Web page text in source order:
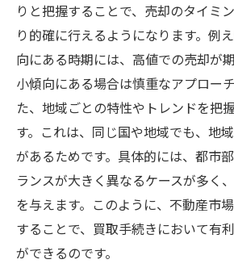
りと把握することで、売却のタイミ
り的確に行えるようになります。例
向にある時期には、高値での売却が
小傾向にある場合は慎重なアプロー
た、地域ごとの特性やトレンドを把
す。これは、同じ国や地域でも、地
があるためです。具体的には、都市
ランスが大きく異なるケースが多く
を与えます。このように、不動産市
することで、買取手続きにおいて有
ができるのです。